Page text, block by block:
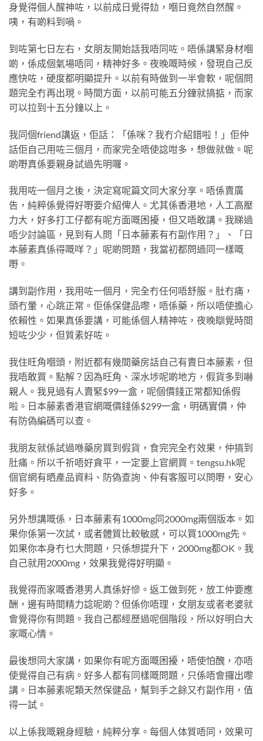
身覺得個人醒神咗，以前成日覺得攰，嗰日竟然自然醒。
咦，有啲料到喎。
到咗第七日左右，女朋友開始話我唔同咗。唔係講緊身材嗰
啲，係成個氣場唔同，精神好多。夜晚嘅時候，發現自己反
應快咗，硬度都明顯提升。以前有時做到一半會軟，呢個問
題完全冇再出現。時間方面，以前可能五分鐘就搞掂，而家
可以拉到十五分鐘以上。
我同個friend講返，佢話：「係咪？我冇介紹錯啦！」佢仲
話佢自己用咗三個月，而家完全唔使諗咁多，想做就做。呢
啲嘢真係要親身試過先明囉。
我用咗一個月之後，決定寫呢篇文同大家分享。唔係賣廣
告，純粹係覺得好嘢要介紹俾人。尤其係香港地，人工高壓
力大，好多打工仔都有呢方面嘅困擾，但又唔敢講。我睇過
唔少討論區，見到有人問「日本藤素有冇副作用？」、「日
本藤素真係得嘅咩？」呢啲問題，我當初都問過同一樣嘅
嘢。
講到副作用，我用咗一個月，完全冇任何唔舒服。肚冇痛，
頭冇暈，心跳正常。佢係保健品嚟，唔係藥，所以唔使擔心
依賴性。如果真係要講，可能係個人精神咗，夜晚瞓覺時間
短咗少少，但質素好咗。
我住旺角嗰頭，附近都有幾間藥房話自己有賣日本藤素，但
我唔敢買。點解？因為旺角、深水埗呢啲地方，假貨多到嚇
親人。我見過有人賣緊$99一盒，呢個價錢正常都知係假
啦。日本藤素香港官網嘅價錢係$299一盒，明碼實價，仲
有防偽編碼可以查。
我朋友就係試過喺藥房買到假貨，食完完全冇效果，仲搞到
肚痛。所以千祈唔好貪平，一定要上官網買。tengsu.hk呢
個官網有晒產品資料、防偽查詢、仲有客服可以問嘢，安心
好多。
另外想講嘅係，日本藤素有1000mg同2000mg兩個版本。如
果你係第一次試，或者體質比較敏感，可以買1000mg先。
如果你本身冇乜大問題，只係想提升下，2000mg都OK。我
自己就用2000mg，效果我覺得好明顯。
我覺得而家嘅香港男人真係好慘。返工做到死，放工仲要應
酬，邊有時間精力諗呢啲？但係你唔理，女朋友或者老婆就
會覺得你有問題。我自己都經歷過呢個階段，所以好明白大
家嘅心情。
最後想同大家講，如果你有呢方面嘅困擾，唔使怕醜，亦唔
使覺得自己有病。好多人都有同樣嘅問題，只係唔會攞出嚟
講。日本藤素呢類天然保健品，幫到手之餘又冇副作用，值
得一試。
以上係我嘅親身經驗，純粹分享。每個人体質唔同，效果可